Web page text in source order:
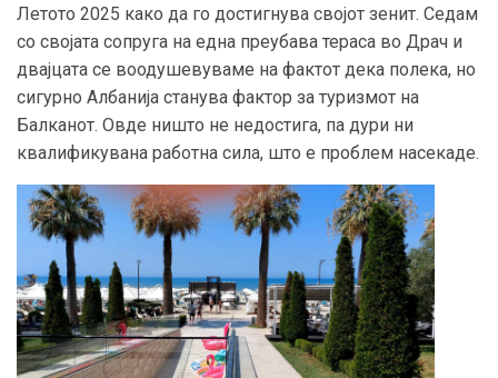
Летото 2025 како да го достигнува својот зенит. Седам
со својата сопруга на една преубава тераса во Драч и
двајцата се воодушевуваме на фактот дека полека, но
сигурно Албанија станува фактор за туризмот на
Балканот. Овде ништо не недостига, па дури ни
квалификувана работна сила, што е проблем насекаде.